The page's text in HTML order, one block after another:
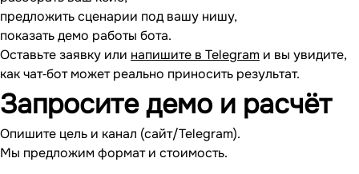
предложить сценарии под вашу нишу,
показать демо работы бота.
Оставьте заявку или напишите в Telegram и вы увидите,
как чат‐бот может реально приносить результат.
Запроситедемо и расчёт
Опишите цель и канал (сайт/Telegram).
Мы предложим формат и стоимость.